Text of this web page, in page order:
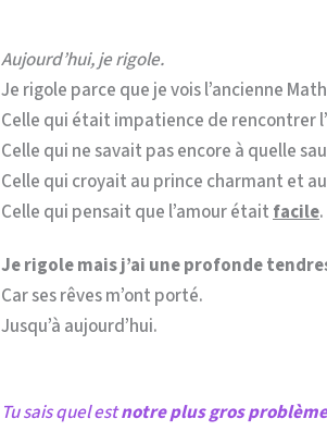
Aujourd’hui, je rigole.
Je rigole parce que je vois l’ancienne
Celle qui était impatience de rencontrer
Celle qui ne savait pas encore à quelle
Celle qui croyait au prince charmant et
Celle qui pensait que l’amour étaitfacile.
Je rigole mais j’ai une profonde
Car ses rêves m’ont porté.
Jusqu’à aujourd’hui.
Tu sais quel estnotre plus gros problème